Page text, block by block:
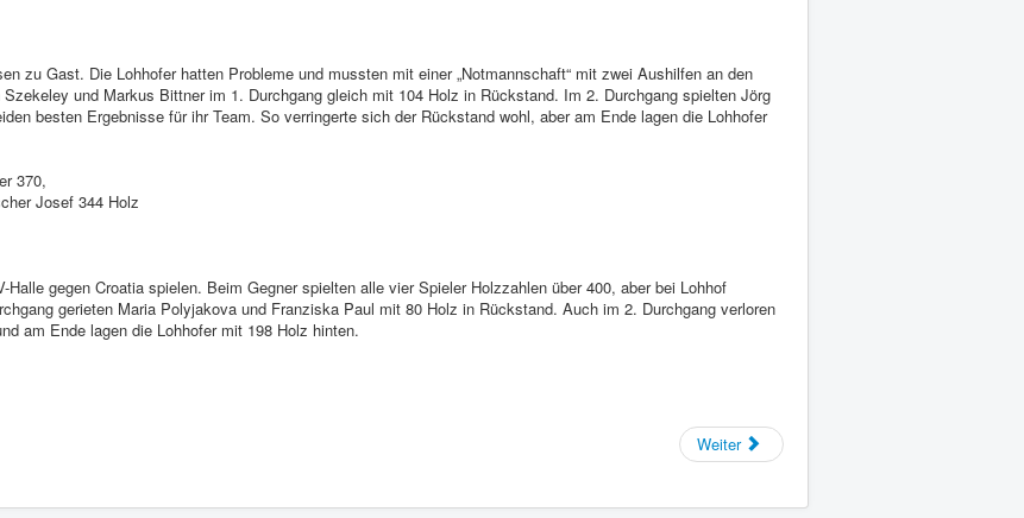
zu Gast. Die Lohhofer hatten Probleme und mussten mit einer „Notmannschaft“ mit zwei Aushilfen an den
und Markus Bittner im 1. Durchgang gleich mit 104 Holz in Rückstand. Im 2. Durchgang spielten Jörg
besten Ergebnisse für ihr Team. So verringerte sich der Rückstand wohl, aber am Ende lagen die Lohhofer
370,
Josef 344 Holz
gegen Croatia spielen. Beim Gegner spielten alle vier Spieler Holzzahlen über 400, aber bei Lohhof
gerieten Maria Polyjakova und Franziska Paul mit 80 Holz in Rückstand. Auch im 2. Durchgang verloren
am Ende lagen die Lohhofer mit 198 Holz hinten.
Weiter